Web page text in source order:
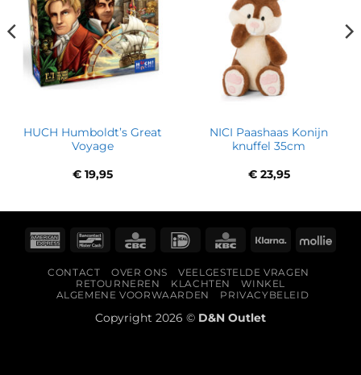
HUCH Humboldt’s Great
Voyage
€19,95
NICI Paashaas Konijn
knuffel 35cm
€23,95
American BancontactCBC IDeal KBC Klarna
CONTACT OVER ONS
VEELGESTELDE VRAGEN
RETOURNEREN
KLACHTEN
WINKEL
ALGEMENE VOORWAARDEN
PRIVACYBELEID
Copyright 2026 © D&N Outlet